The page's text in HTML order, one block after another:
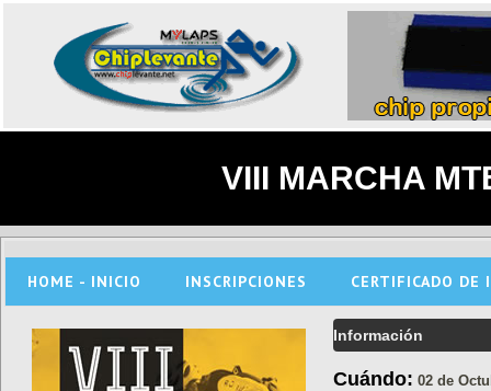
VIII MARCHA
HOME - INICIO INSCRIPCIONES CERTIFICADO DE
Información
Cuándo: 02 de